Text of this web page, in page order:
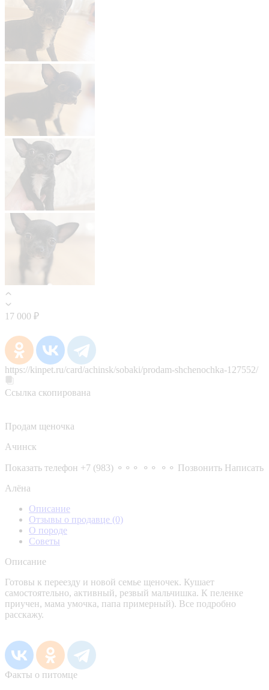
17 000 ₽
https://kinpet.ru/card/achinsk/sobaki/prodam-shchenochka-127552/
Ссылка скопирована
Продам щеночка
Ачинск
Показать телефон +7 (983) ⚬⚬⚬ ⚬⚬ ⚬⚬ Позвонить Написать
Алёна
Описание
Отзывы о продавце (0)
О породе
Советы
Описание
Готовы к переезду и новой семье щеночек. Кушает
самостоятельно, активный, резвый мальчишка. К пеленке
приучен, мама умочка, папа примерный). Все подробно
расскажу.
Факты о питомце